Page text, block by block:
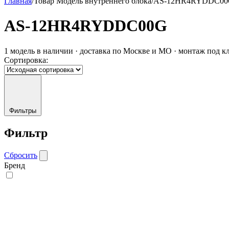
AS-12HR4RYDDC00G
1 модель в наличии · доставка по Москве и МО · монтаж под
Сортировка:
Фильтры
Фильтр
Сбросить
Бренд